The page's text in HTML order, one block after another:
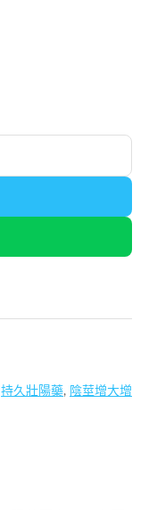
持久壯陽藥, 陰莖增大增